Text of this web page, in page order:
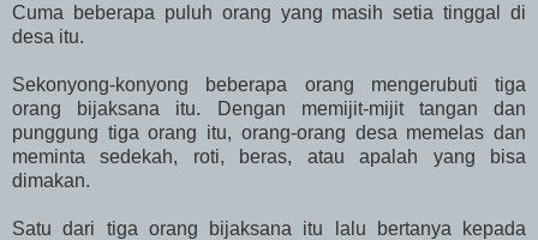
Cuma beberapa puluh orang yang masih setia tinggal di
desa itu.
Sekonyong-konyong beberapa orang mengerubuti tiga
orang bijaksana itu. Dengan memijit-mijit tangan dan
punggung tiga orang itu, orang-orang desa memelas dan
meminta sedekah, roti, beras, atau apalah yang bisa
dimakan.
Satu dari tiga orang bijaksana itu lalu bertanya kepada